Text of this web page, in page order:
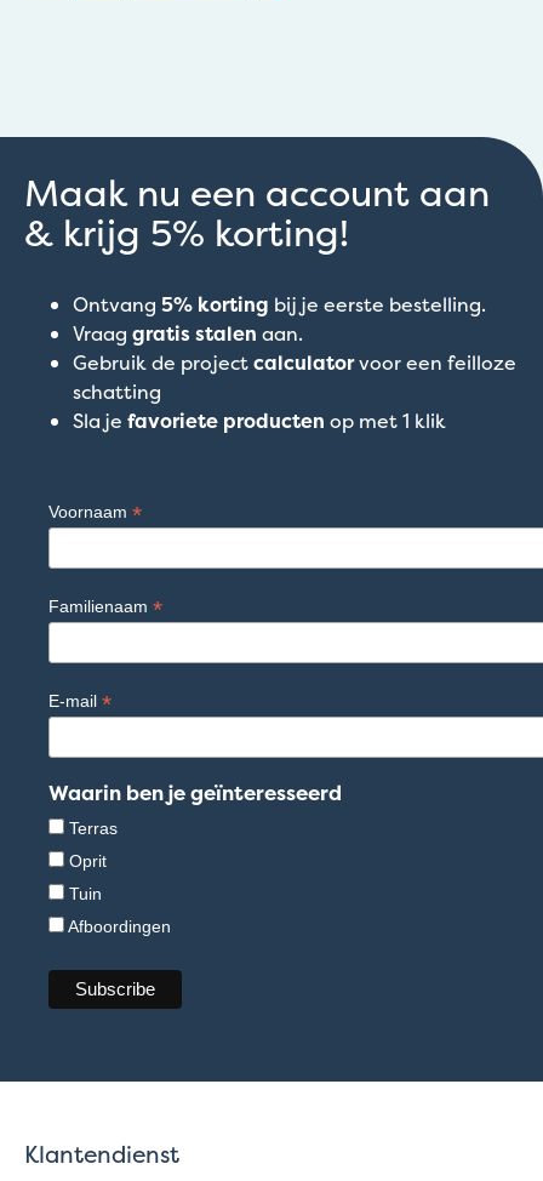
Maak nu een account aan
& krijg 5% korting!
Ontvang 5% korting bij je eerste bestelling.
Vraag gratis stalen aan.
Gebruik de projectcalculatorvoor een feilloze
schatting
Sla je favoriete producten op met 1 klik
Voornaam *
Familienaam *
E-mail *
Waarin ben je geïnteresseerd
Terras
Oprit
Tuin
Afboordingen
Klantendienst